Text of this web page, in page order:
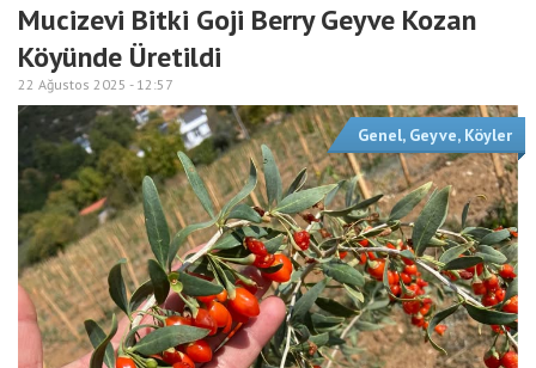
Mucizevi Bitki Goji Berry Geyve Kozan
Köyünde Üretildi
22 Ağustos 2025 - 12:57
Genel, Geyve, Köyler